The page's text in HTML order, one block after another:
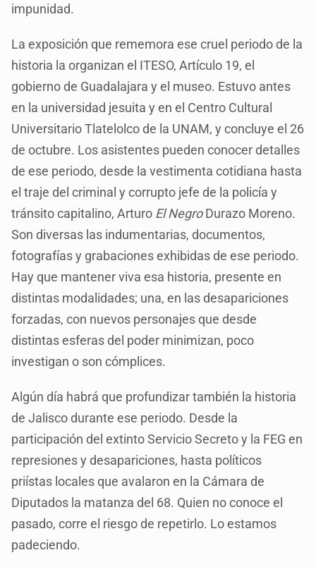
impunidad.
La exposición que rememora ese cruel periodo de la
historia la organizan el ITESO, Artículo 19, el
gobierno de Guadalajara y el museo. Estuvo antes
en la universidad jesuita y en el Centro Cultural
Universitario Tlatelolco de la UNAM, y concluye el 26
de octubre. Los asistentes pueden conocer detalles
de ese periodo, desde la vestimenta cotidiana hasta
el traje del criminal y corrupto jefe de la policía y
tránsito capitalino, Arturo El NegroDurazo Moreno.
Son diversas las indumentarias, documentos,
fotografías y grabaciones exhibidas de ese periodo.
Hay que mantener viva esa historia, presente en
distintas modalidades; una, en las desapariciones
forzadas, con nuevos personajes que desde
distintas esferas del poder minimizan, poco
investigan o son cómplices.
Algún día habrá que profundizar también la historia
de Jalisco durante ese periodo. Desde la
participación del extinto Servicio Secreto y la FEG en
represiones y desapariciones, hasta políticos
priístas locales que avalaron en la Cámara de
Diputados la matanza del 68. Quien no conoce el
pasado, corre el riesgo de repetirlo. Lo estamos
padeciendo.